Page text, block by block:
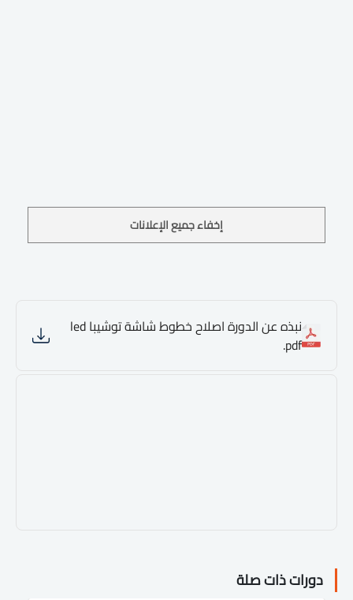
إخفاء جميع الإعلانات
نبذه عن الدورة اصلاح خطوط شاشة توشيبا led
.pdf
دورات ذات صلة